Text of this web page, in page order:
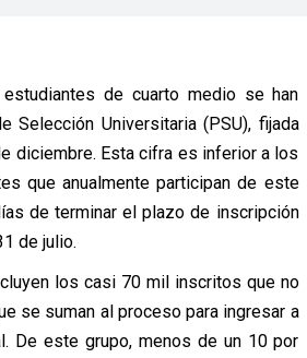
de cuarto medio se han
Selección Universitaria (PSU), fijada
diciembre. Esta cifra es inferior a los
que anualmente participan de este
de terminar el plazo de inscripción
de julio.
los casi 70 mil inscritos que no
se suman al proceso para ingresar a
De este grupo, menos de un 10 por